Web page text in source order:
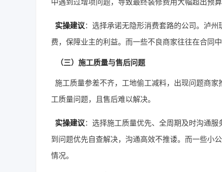
中遇到过增项问题，导致最终装修费用大幅超出预
实操建议：选择承诺无隐形消费套路的公司。泸
费，保障业主的利益。而一些不良商家往往在合同
（三）施工质量与售后问题
施工质量参差不齐，工地偷工减料，出现问题商
工质量问题，且售后难以解决。
实操建议：选择施工质量优先、全周期及时沟通
到问题优先自查解决，沟通高效不推诿。而一些小
情况。